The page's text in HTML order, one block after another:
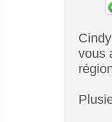
vous